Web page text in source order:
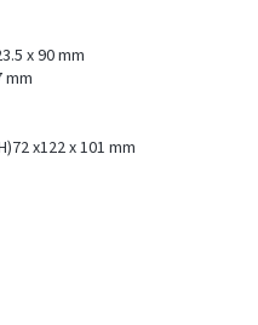
x 90 mm
mm
x122 x 101 mm